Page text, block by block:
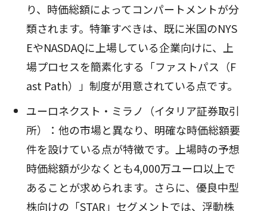
り、時価総額によってコンパートメントが分
類されます。特筆すべきは、既に米国のNYS
EやNASDAQに上場している企業向けに、上
場プロセスを簡素化する「ファストパス（F
ast Path）」制度が用意されている点です。
ユーロネクスト・ミラノ（イタリア証券取引
所）：他の市場と異なり、明確な時価総額要
件を設けている点が特徴です。上場時の予想
時価総額が少なくとも4,000万ユーロ以上で
あることが求められます。さらに、優良中型
株向けの「STAR」セグメントでは、浮動株